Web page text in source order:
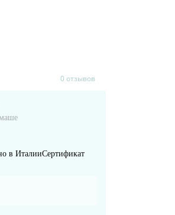
0 отзывов
в ИталииСертификат